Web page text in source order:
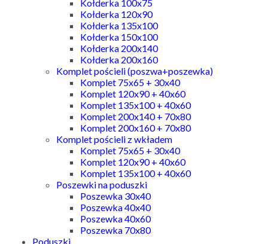
Kołderka 100x75
Kołderka 120x90
Kołderka 135x100
Kołderka 150x100
Kołderka 200x140
Kołderka 200x160
Komplet pościeli (poszwa+poszewka)
Komplet 75x65 + 30x40
Komplet 120x90 + 40x60
Komplet 135x100 + 40x60
Komplet 200x140 + 70x80
Komplet 200x160 + 70x80
Komplet pościeli z wkładem
Komplet 75x65 + 30x40
Komplet 120x90 + 40x60
Komplet 135x100 + 40x60
Poszewki na poduszki
Poszewka 30x40
Poszewka 40x40
Poszewka 40x60
Poszewka 70x80
Poduszki